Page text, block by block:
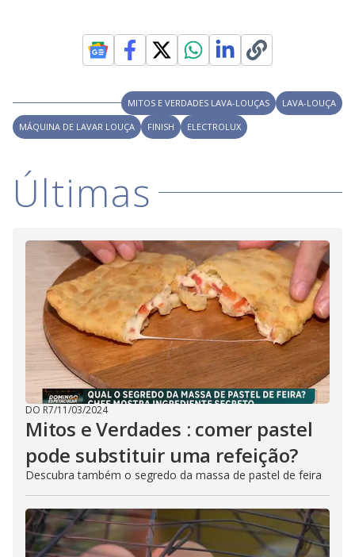
MITOS E VERDADES LAVA-LOUÇAS
LAVA-LOUÇA
MÁQUINA DE LAVAR LOUÇA
FINISH ELECTROLUX
Últimas
DO R7/11/03/2024
Mitos e Verdades : comer pastel
pode substituir uma refeição?
Descubra também o segredo da massa de pastel de feira